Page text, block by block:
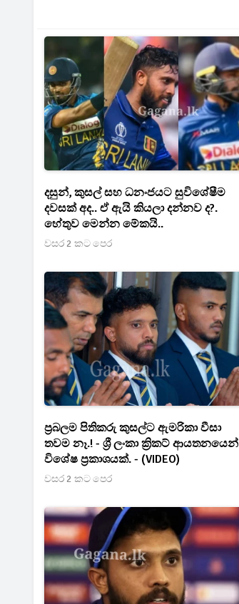
දසුන්, කුසල් සහ ධනංජයට සුවිශේෂීම
දවසක් අද.. ඒ ඇයි කියලා දන්නව ද?.
හේතුව මෙන්න මේකයි..
වසර 2 කට පෙර
ප‍්‍රබලම පිතිකරු කුසල්ට ඇමරිකා වීසා
තවම නෑ.! - ශ්‍රී ලංකා ක්‍රිකට් ආයතනයෙන්
විශේෂ ප්‍රකාශයක්. - (VIDEO)
වසර 2 කට පෙර